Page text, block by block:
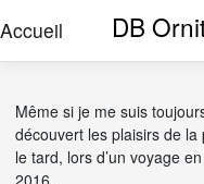
Accueil DB
Même si je me suis
découvert les plaisirs de
le tard, lors d’un voyage
2016.